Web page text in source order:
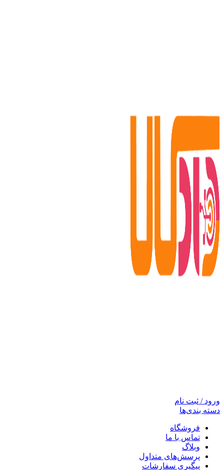
ورود / ثبت نام
دسته بندی‌ها
فروشگاه
تماس با ما
وبلاگ
پرسش‌های متداول
پیگیری سفارشات